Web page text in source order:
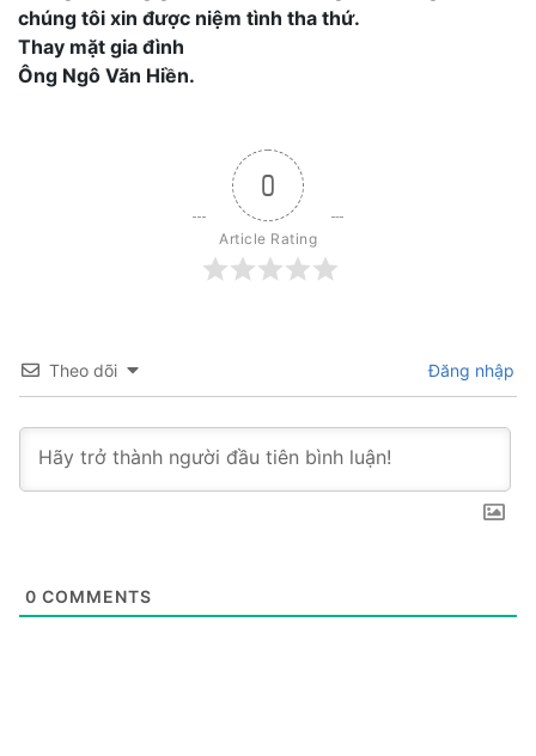
chúng tôi xin được niệm tình tha thứ.
Thay mặt gia đình
Ông Ngô Văn Hiền.
0
Article Rating
Theo dõi Đăng nhập
0 COMMENTS